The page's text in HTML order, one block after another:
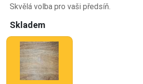
Skvělá volba pro vaši předsíň.
Skladem